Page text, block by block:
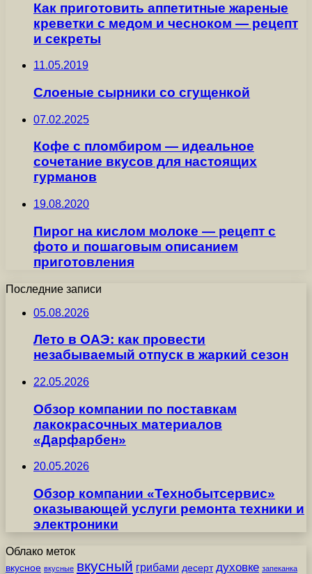
Как приготовить аппетитные жареные
креветки с медом и чесноком — рецепт
и секреты
11.05.2019
Слоеные сырники со сгущенкой
07.02.2025
Кофе с пломбиром — идеальное
сочетание вкусов для настоящих
гурманов
19.08.2020
Пирог на кислом молоке — рецепт с
фото и пошаговым описанием
приготовления
Последние записи
05.08.2026
Лето в ОАЭ: как провести
незабываемый отпуск в жаркий сезон
22.05.2026
Обзор компании по поставкам
лакокрасочных материалов
«Дарфарбен»
20.05.2026
Обзор компании «Технобытсервис»
оказывающей услуги ремонта техники и
электроники
Облако меток
вкусное вкусные вкусный грибами десерт духовке запеканка